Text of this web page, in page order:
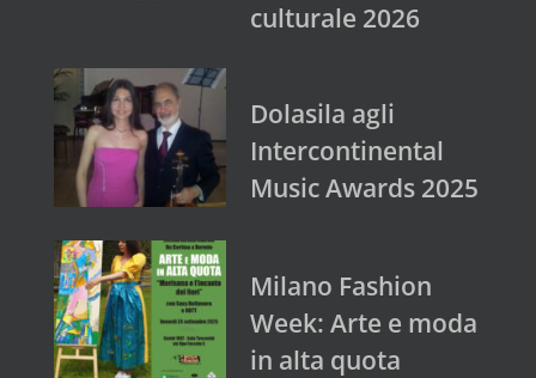
culturale 2026
Dolasila agli
Intercontinental
Music Awards 2025
Milano Fashion
Week: Arte e moda
in alta quota